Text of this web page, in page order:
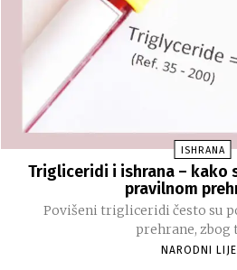
ISHRANA
Trigliceridi i ishrana –
pravilnom
Povišeni trigliceridi često su
prehrane, zbog
NARODNI